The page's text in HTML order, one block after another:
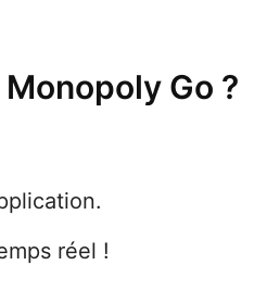
Go ?
réel !